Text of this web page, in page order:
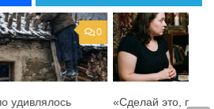
0
удивлялось
«Сделай это,